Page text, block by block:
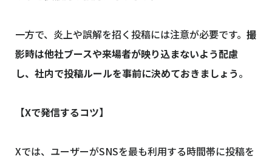
一方で、炎上や誤解を招く投稿には注意が必要です。 撮
影時は他社ブースや来場者が映り込まないよう配慮
し、社内で投稿ルールを事前に決めておきましょう。
【Xで発信するコツ】
Xでは、ユーザーがSNSを最も利用する時間帯に投稿を